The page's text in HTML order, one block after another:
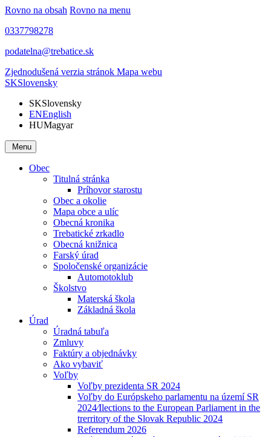
Rovno na obsah Rovno na menu
0337798278
podatelna@trebatice.sk
Zjednodušená verzia stránok Mapa webu
SKSlovensky
SKSlovensky
ENEnglish
HUMagyar
Menu
Obec
Titulná stránka
Príhovor starostu
Obec a okolie
Mapa obce a ulíc
Obecná kronika
Trebatické zrkadlo
Obecná knižnica
Farský úrad
Spoločenské organizácie
Automotoklub
Školstvo
Materská škola
Základná škola
Úrad
Úradná tabuľa
Zmluvy
Faktúry a objednávky
Ako vybaviť
Voľby
Voľby prezidenta SR 2024
Voľby do Európskeho parlamentu na území SR
2024⁄Ilections to the European Parliament in the
trerritory of the Slovak Republic 2024
Referendum 2026